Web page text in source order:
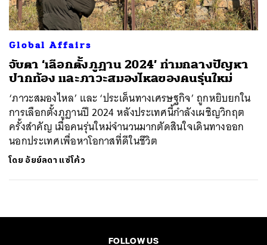
Global Affairs
จับตา ‘เลือกตั้งภูฏาน 2024’ ท่ามกลางปัญหา
ปากท้อง และภาวะสมองไหลของคนรุ่นใหม่
‘ภาวะสมองไหล’ และ ‘ประเด็นทางเศรษฐกิจ’ ถูกหยิบยกใน
การเลือกตั้งภูฏานปี 2024 หลังประเทศนี้กำลังเผชิญวิกฤต
ครั้งสำคัญ เมื่อคนรุ่นใหม่จำนวนมากตัดสินใจเดินทางออก
นอกประเทศเพื่อหาโอกาสที่ดีในชีวิต
โดย อัยย์ลดา แซ่โค้ว
FOLLOW US
ค้นหา
SHARE TWEET LINE EMAIL